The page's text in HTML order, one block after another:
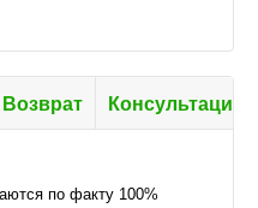
Возврат Консультация
по факту 100%